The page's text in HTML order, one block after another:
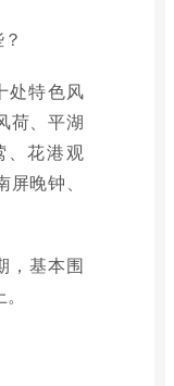
处特色风
荷、平湖
、花港观
晚钟、
，基本围